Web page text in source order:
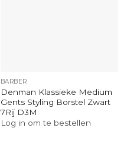
BARBER
Denman Klassieke Medium
Gents Styling Borstel Zwart
7Rij D3M
Log in om te bestellen